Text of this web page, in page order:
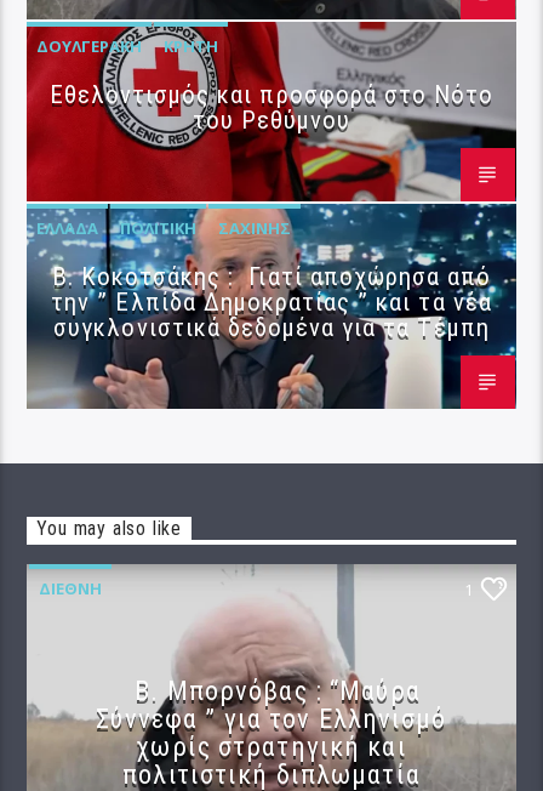
ΔΟΥΛΓΕΡΆΚΗ ΚΡΉΤΗ
Εθελοντισμός και προσφορά στο Νότο
του Ρεθύμνου
ΕΛΛΆΔΑ ΠΟΛΙΤΙΚΉ ΣΑΧΊΝΗΣ
Β. Κοκοτσάκης : Γιατί αποχώρησα από
την ” Ελπίδα Δημοκρατίας ” και τα νέα
συγκλονιστικά δεδομένα για τα Τέμπη
You may also like
ΔΙΕΘΝΉ 1
B. Μπορνόβας : “Μαύρα
Σύννεφα ” για τον Ελληνισμό
χωρίς στρατηγική και
πολιτιστική διπλωματία